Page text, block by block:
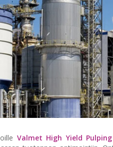
Valmet High Yield